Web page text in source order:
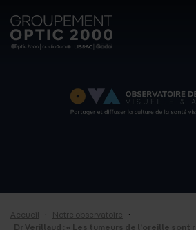
Optic
-
Lissac
Accueil · Notre observatoire ·
Dr Verillaud : « Les tumeurs de l’oreille sont